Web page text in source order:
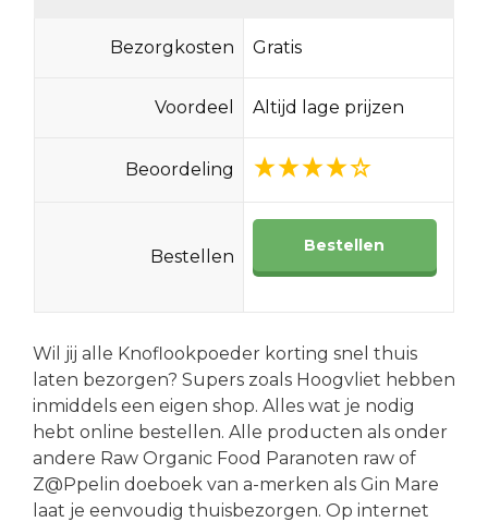
Bezorgkosten Gratis
Voordeel Altijd lage prijzen
Beoordeling
Bestellen
Bestellen
Wil jij alle Knoflookpoeder korting snel thuis
laten bezorgen? Supers zoals Hoogvliet hebben
inmiddels een eigen shop. Alles wat je nodig
hebt online bestellen. Alle producten als onder
andere Raw Organic Food Paranoten raw of
Z@Ppelin doeboek van a-merken als Gin Mare
laat je eenvoudig thuisbezorgen. Op internet